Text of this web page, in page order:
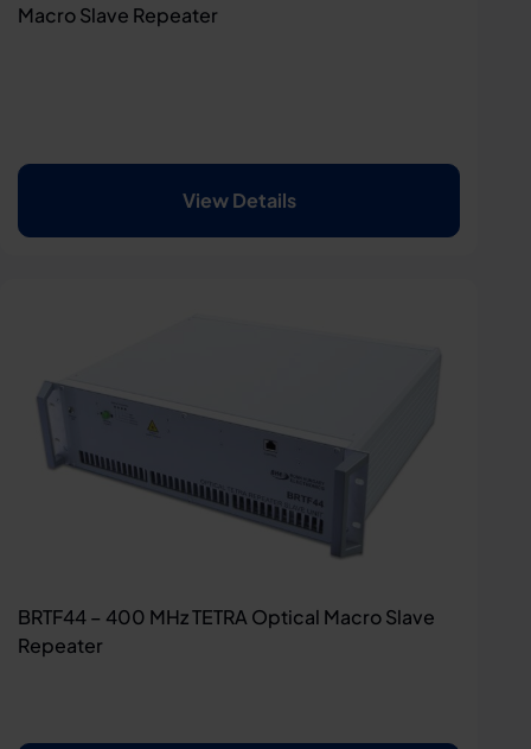
Macro Slave Repeater
View Details
BRTF44 – 400 MHz TETRA Optical Macro Slave
Repeater